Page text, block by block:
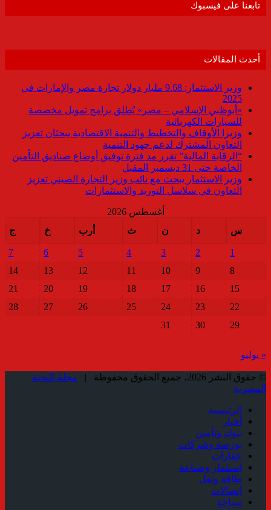
تابعنا على فيسبوك
أحدث المقالات
وزير الاستثمار: 9.68 مليار دولار تجارة مصر والإمارات في
2025
«أبوظبي الإسلامي – مصر» يُطلق برامج تمويل مخصصة
للسيارات الكهربائية
وزيرا الأوقاف والتخطيط والتنمية الاقتصادية يبحثان تعزيز
التعاون المشترك لدعم جهود التنمية
“الرقابة المالية” تقرر مد فترة توفيق أوضاع صناديق التأمين
الخاصة حتى 31 ديسمبر المقبل
وزير الاستثمار يبحث مع نائب وزير التجارة الصيني تعزيز
التعاون في سلاسل التوريد والاستثمارات
أغسطس 2026
س
د ن ث أرب خ ج
1
2
3
4
5
6
7
8
9
10
11
12
13
14
15
16
17
18
19
20
21
22
23
24
25
26
27
28
29
30
31
« يوليو
© حقوق النشر 2026، جميع الحقوق محفوظة |
مجلة النخبة
المصرية
الرئيسية
أخبار
بنوك وتأمين
بورصة وشركات
عقارات
استثمار وصناعة
طاقة ونقل
إتصالات
سياحة